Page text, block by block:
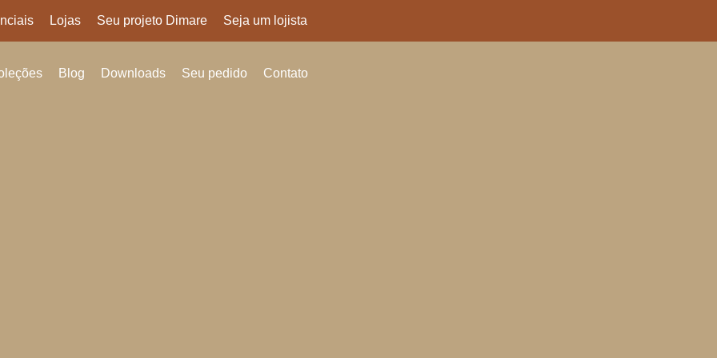
Lojas Seu projeto Dimare Seja um lojista
Blog Downloads Seu pedido Contato